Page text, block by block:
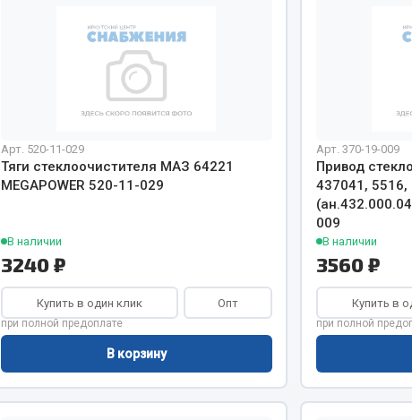
Весь раздел Весь
Автомобильная электрика
Выключатели кнопочные
Выключатель массы
Изолента
Показать ещё
Арт. 520-11-029
Тяги стеклоочистителя МАЗ 64221
MEGAPOWER 520-11-029
В наличии
3240 ₽
Купить в один клик Опт
при полной предоплате
В корзину
Арт. 370-19-009
Привод
437041,
009
В наличии
3560 ₽
Купить в
при полной